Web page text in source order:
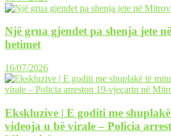
Një grua gjendet pa shenja jete
hetimet
16/07/2026
Ekskluzive | E goditi me
videoja u bë virale – Policia